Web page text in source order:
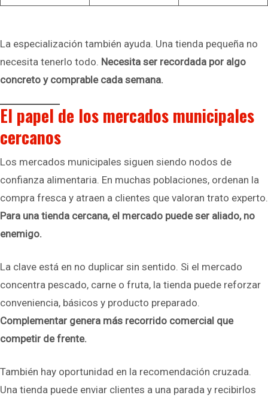
La especialización también ayuda. Una tienda pequeña no
necesita tenerlo todo. Necesita ser recordada por algo
concreto y comprable cada semana.
El papel de los mercados municipales
cercanos
Los mercados municipales siguen siendo nodos de
confianza alimentaria. En muchas poblaciones, ordenan la
compra fresca y atraen a clientes que valoran trato experto.
Para una tienda cercana, el mercado puede ser aliado, no
enemigo.
La clave está en no duplicar sin sentido. Si el mercado
concentra pescado, carne o fruta, la tienda puede reforzar
conveniencia, básicos y producto preparado.
Complementar genera más recorrido comercial que
competir de frente.
También hay oportunidad en la recomendación cruzada.
Una tienda puede enviar clientes a una parada y recibirlos